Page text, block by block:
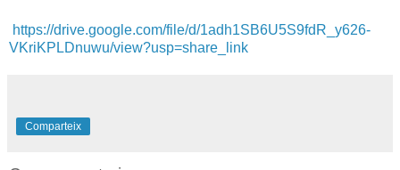
https://drive.google.com/file/d/1adh1SB6U5S9fdR_y626-
VKriKPLDnuwu/view?usp=share_link
Comparteix